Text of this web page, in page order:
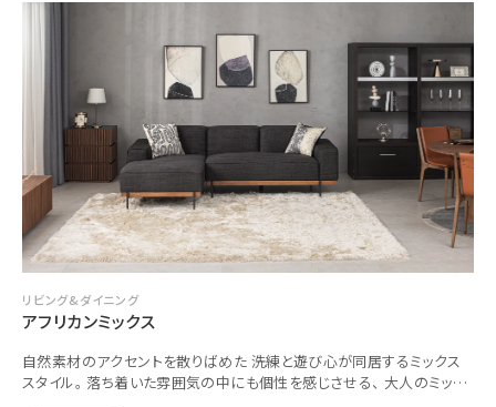
リビング&ダイニング
アフリカンミックス
自然素材のアクセントを散りばめた 洗練と遊び心が同居するミックス
スタイル。 落ち着いた雰囲気の中にも個性を感じさせる、 大人のミック